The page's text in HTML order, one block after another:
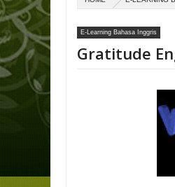
E-Learning Bahasa Inggris
Gratitude